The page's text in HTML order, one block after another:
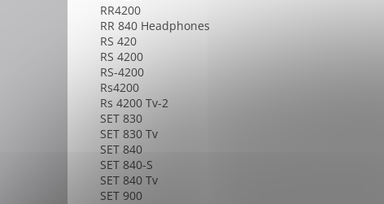
RR4200
RR 840 Headphones
RS 420
RS 4200
RS-4200
Rs4200
Rs 4200 Tv-2
SET 830
SET 830 Tv
SET 840
SET 840-S
SET 840 Tv
SET 900